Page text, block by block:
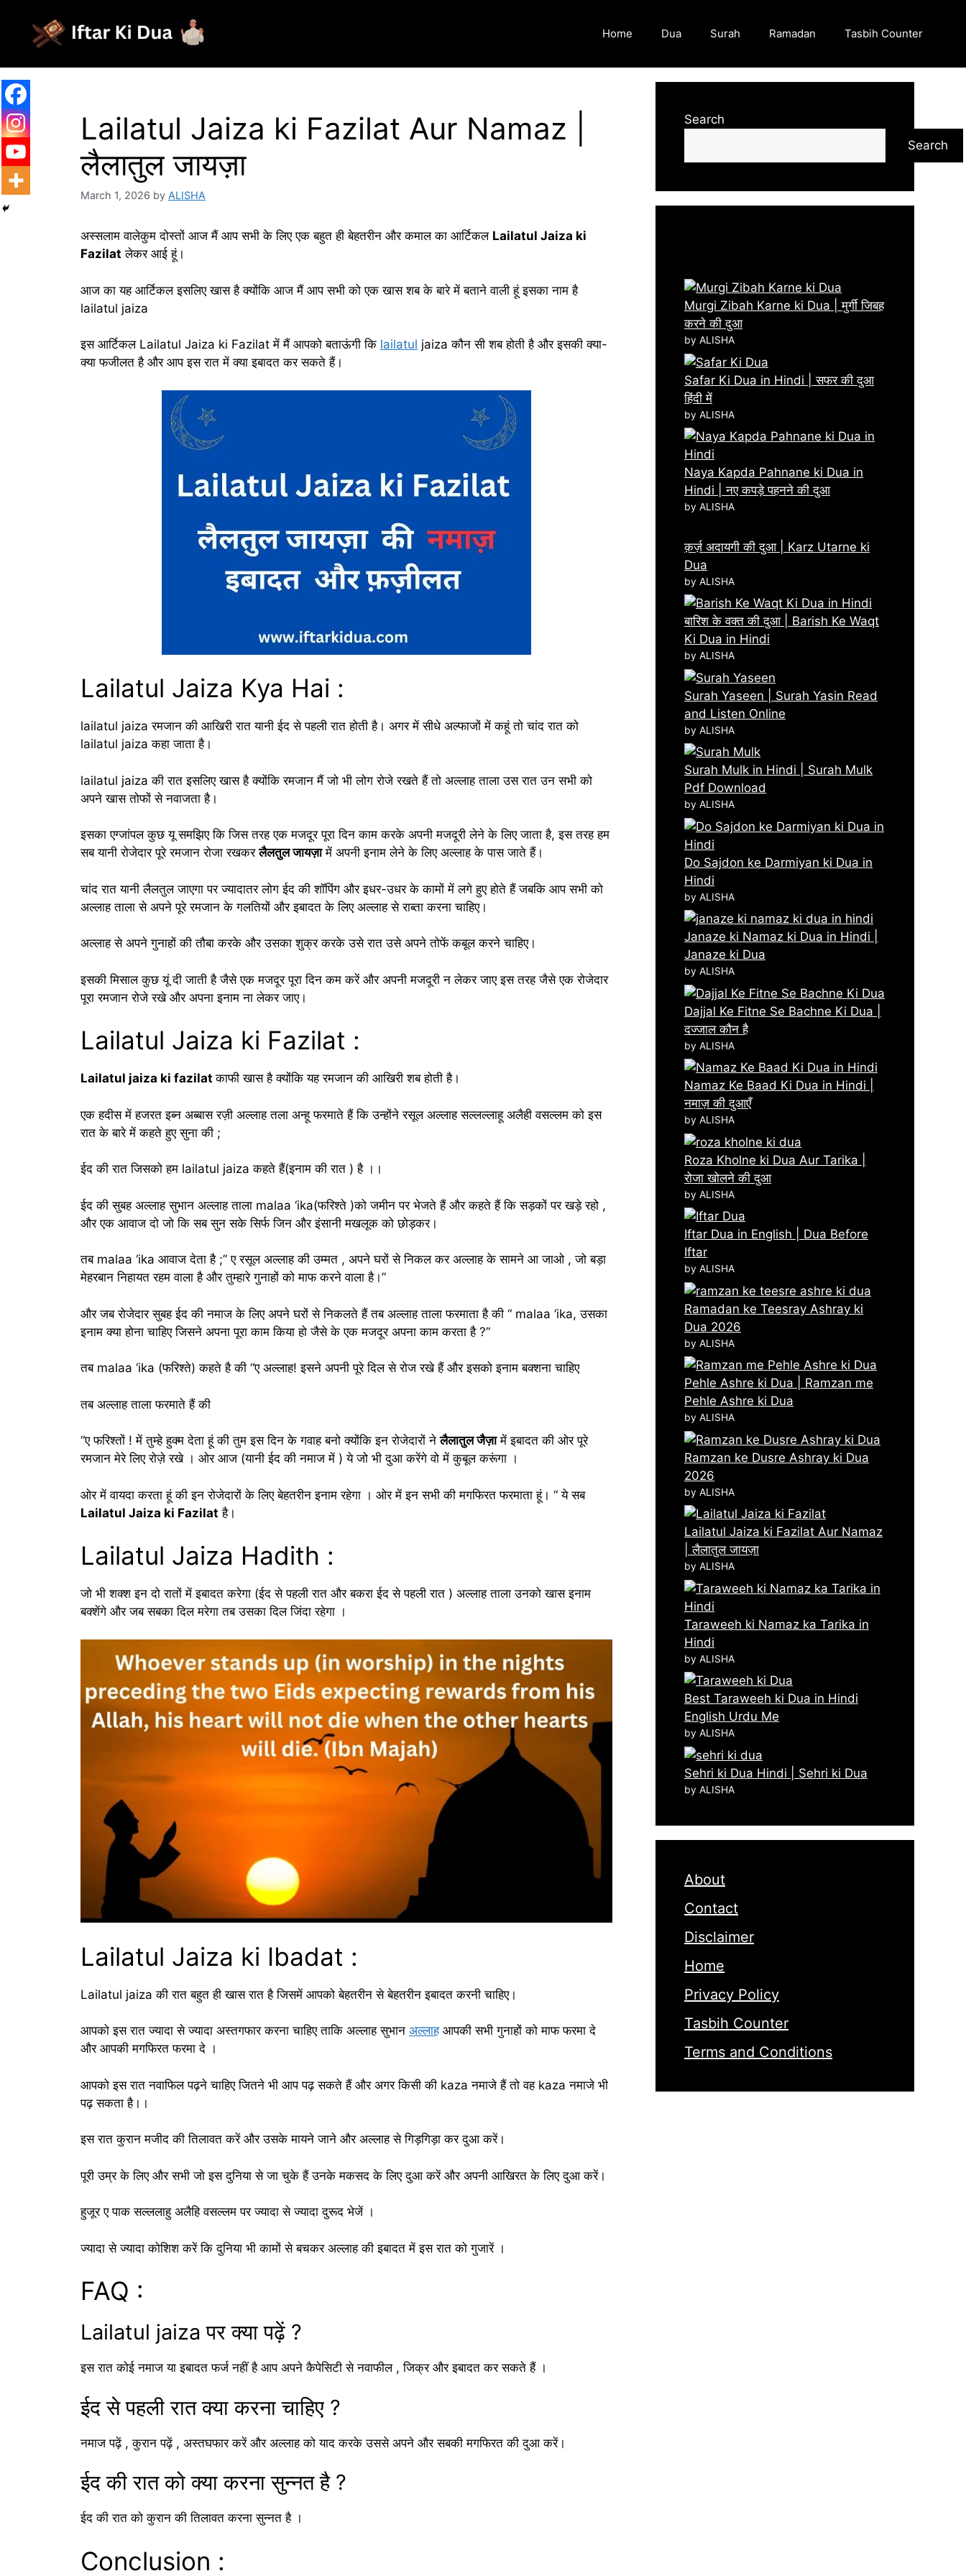
content
Home Dua Surah Ramadan Tasbih Counter
Lailatul Jaiza ki Fazilat Aur Namaz |
लैलातुल जायज़ा
March 1, 2026 by ALISHA
अस्सलाम वालेकुम दोस्तों आज मैं आप सभी के लिए एक बहुत ही बेहतरीन और कमाल का आर्टिकल Lailatul Jaiza ki
Fazilat लेकर आई हूं।
आज का यह आर्टिकल इसलिए खास है क्योंकि आज मैं आप सभी को एक खास शब के बारे में बताने वाली हूं इसका नाम है
lailatul jaiza
इस आर्टिकल Lailatul Jaiza ki Fazilat में मैं आपको बताऊंगी कि lailatul jaiza कौन सी शब होती है और इसकी क्या-
क्या फजीलत है और आप इस रात में क्या इबादत कर सकते हैं।
Lailatul Jaiza Kya Hai :
lailatul jaiza रमजान की आखिरी रात यानी ईद से पहली रात होती है। अगर में सीधे अल्फाजों में कहूं तो चांद रात को
lailatul jaiza कहा जाता है।
lailatul jaiza की रात इसलिए खास है क्योंकि रमजान मैं जो भी लोग रोजे रखते हैं तो अल्लाह ताला उस रात उन सभी को
अपने खास तोफों से नवाजता है।
इसका एग्जांपल कुछ यू समझिए कि जिस तरह एक मजदूर पूरा दिन काम करके अपनी मजदूरी लेने के लिए जाता है, इस तरह हम
सब यानी रोजेदार पूरे रमजान रोजा रखकरलैलतुल जायज़ामें अपनी इनाम लेने के लिए अल्लाह के पास जाते हैं।
चांद रात यानी लैलतुल जाएगा पर ज्यादातर लोग ईद की शॉपिंग और इधर-उधर के कामों में लगे हुए होते हैं जबकि आप सभी को
अल्लाह ताला से अपने पूरे रमजान के गलतियों और इबादत के लिए अल्लाह से राब्ता करना चाहिए।
अल्लाह से अपने गुनाहों की तौबा करके और उसका शुक्र करके उसे रात उसे अपने तोफें कबूल करने चाहिए।
इसकी मिसाल कुछ यूं दी जाती है जैसे एक मजदूर पूरा दिन कम करें और अपनी मजदूरी न लेकर जाए इस तरह जैसे एक रोजेदार
पूरा रमजान रोजे रखे और अपना इनाम ना लेकर जाए।
Lailatul Jaiza ki Fazilat :
Lailatul jaiza ki fazilatकाफी खास है क्योंकि यह रमजान की आखिरी शब होती है।
एक हदीस में हजरत इब्न अब्बास रज़ी अल्लाह तला अन्हू फरमाते हैं कि उन्होंने रसूल अल्लाह सल्लल्लाहू अलैही वसल्लम को इस
रात के बारे में कहते हुए सुना की ;
ईद की रात जिसको हम lailatul jaiza कहते हैं(इनाम की रात ) है ।।
ईद की सुबह अल्लाह सुभान अल्लाह ताला malaa ‘ika(फरिश्ते )को जमीन पर भेजते हैं और कहते हैं कि सड़कों पर खड़े रहो ,
और एक आवाज दो जो कि सब सुन सके सिर्फ जिन और इंसानी मखलूक को छोड़कर।
तब malaa ‘ika आवाज देता है ;” ए रसूल अल्लाह की उम्मत , अपने घरों से निकल कर अल्लाह के सामने आ जाओ , जो बड़ा
मेहरबान निहायत रहम वाला है और तुम्हारे गुनाहों को माफ करने वाला है।”
और जब रोजेदार सुबह ईद की नमाज के लिए अपने घरों से निकलते हैं तब अल्लाह ताला फरमाता है की “ malaa ‘ika, उसका
इनाम क्या होना चाहिए जिसने अपना पूरा काम किया हो जैसे के एक मजदूर अपना काम करता है ?”
तब malaa ‘ika (फरिश्ते) कहते है की “ए अल्लाह! इसने अपनी पूरे दिल से रोज रखे हैं और इसको इनाम बक्शना चाहिए
तब अल्लाह ताला फरमाते हैं की
“ए फरिश्तों ! में तुम्हे हुक्म देता हूं की तुम इस दिन के गवाह बनो क्योंकि इन रोजेदारों नेलैलातुल जैज़ामें इबादत की ओर पूरे
रमजान मेरे लिए रोज़े रखे । ओर आज (यानी ईद की नमाज में ) ये जो भी दुआ करेंगे वो में कुबूल करूंगा ।
ओर में वायदा करता हूं की इन रोजेदारों के लिए बेहतरीन इनाम रहेगा । ओर में इन सभी की मगफिरत फरमाता हूं। “ ये सब
Lailatul Jaiza ki Fazilat है।
Lailatul Jaiza Hadith :
जो भी शक्श इन दो रातों में इबादत करेगा (ईद से पहली रात और बकरा ईद से पहली रात ) अल्लाह ताला उनको खास इनाम
बक्शेंगे और जब सबका दिल मरेगा तब उसका दिल जिंदा रहेगा ।
Lailatul Jaiza ki Ibadat :
Lailatul jaiza की रात बहुत ही खास रात है जिसमें आपको बेहतरीन से बेहतरीन इबादत करनी चाहिए।
आपको इस रात ज्यादा से ज्यादा अस्तगफार करना चाहिए ताकि अल्लाह सुभान अल्लाहआपकी सभी गुनाहों को माफ फरमा दे
और आपकी मगफिरत फरमा दे ।
आपको इस रात नवाफिल पढ़ने चाहिए जितने भी आप पढ़ सकते हैं और अगर किसी की kaza नमाजे हैं तो वह kaza नमाजे भी
पढ़ सकता है।।
इस रात कुरान मजीद की तिलावत करें और उसके मायने जाने और अल्लाह से गिड़गिड़ा कर दुआ करें।
पूरी उम्र के लिए और सभी जो इस दुनिया से जा चुके हैं उनके मकसद के लिए दुआ करें और अपनी आखिरत के लिए दुआ करें।
हुजूर ए पाक सल्ललाहु अलैहि वसल्लम पर ज्यादा से ज्यादा दुरूद भेजें ।
ज्यादा से ज्यादा कोशिश करें कि दुनिया भी कामों से बचकर अल्लाह की इबादत में इस रात को गुजारें ।
FAQ :
Lailatul jaiza पर क्या पढ़ें ?
इस रात कोई नमाज या इबादत फर्ज नहीं है आप अपने कैपेसिटी से नवाफील , जिक्र और इबादत कर सकते हैं ।
ईद से पहली रात क्या करना चाहिए ?
नमाज पढ़ें , कुरान पढ़ें , अस्तघफार करें और अल्लाह को याद करके उससे अपने और सबकी मगफिरत की दुआ करें।
ईद की रात को क्या करना सुन्नत है ?
ईद की रात को कुरान की तिलावत करना सुन्नत है ।
Conclusion :
Search
Search
Murgi Zibah Karne ki Dua | मुर्गी जिबह
करने की दुआ
by ALISHA
Safar Ki Dua in Hindi | सफर की दुआ
हिंदी में
by ALISHA
Naya Kapda Pahnane ki Dua in
Hindi | नए कपड़े पहनने की दुआ
by ALISHA
क़र्ज़ अदायगी की दुआ | Karz Utarne ki
Dua
by ALISHA
बारिश के वक्त की दुआ | Barish Ke Waqt
Ki Dua in Hindi
by ALISHA
Surah Yaseen | Surah Yasin Read
and Listen Online
by ALISHA
Surah Mulk in Hindi | Surah Mulk
Pdf Download
by ALISHA
Do Sajdon ke Darmiyan ki Dua in
Hindi
by ALISHA
Janaze ki Namaz ki Dua in Hindi |
Janaze ki Dua
by ALISHA
Dajjal Ke Fitne Se Bachne Ki Dua |
दज्जाल कौन है
by ALISHA
Namaz Ke Baad Ki Dua in Hindi |
नमाज़ की दुआएँ
by ALISHA
Roza Kholne ki Dua Aur Tarika |
रोजा खोलने की दुआ
by ALISHA
Iftar Dua in English | Dua Before
Iftar
by ALISHA
Ramadan ke Teesray Ashray ki
Dua 2026
by ALISHA
Pehle Ashre ki Dua | Ramzan me
Pehle Ashre ki Dua
by ALISHA
Ramzan ke Dusre Ashray ki Dua
2026
by ALISHA
Lailatul Jaiza ki Fazilat Aur Namaz
| लैलातुल जायज़ा
by ALISHA
Taraweeh ki Namaz ka Tarika in
Hindi
by ALISHA
Best Taraweeh ki Dua in Hindi
English Urdu Me
by ALISHA
Sehri ki Dua Hindi | Sehri ki Dua
by ALISHA
About
Contact
Disclaimer
Home
Privacy Policy
Tasbih Counter
Terms and Conditions